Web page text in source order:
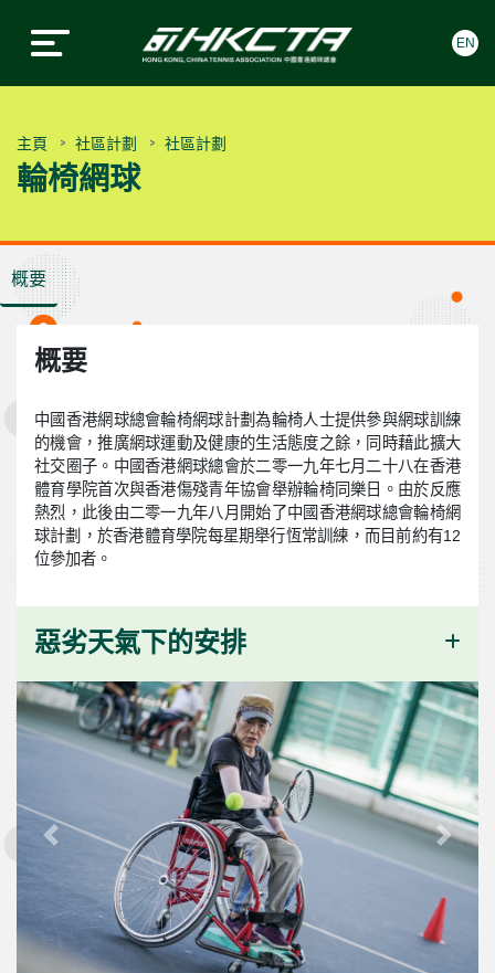
EN
主頁 社區計劃 社區計劃
輪椅網球
概要
概要
中國香港網球總會輪椅網球計劃為輪椅人士提供參與網球訓練
的機會，推廣網球運動及健康的生活態度之餘，同時藉此擴大
社交圈子。中國香港網球總會於二零一九年七月二十八在香港
體育學院首次與香港傷殘青年協會舉辦輪椅同樂日。由於反應
熱烈，此後由二零一九年八月開始了中國香港網球總會輪椅網
球計劃，於香港體育學院每星期舉行恆常訓練，而目前約有12
位參加者。
惡劣天氣下的安排
Previous Next